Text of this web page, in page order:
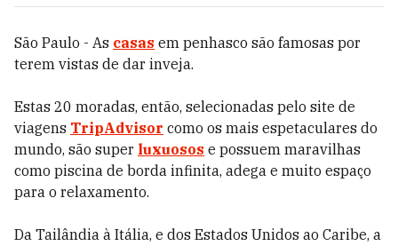
São Paulo - As casas em penhasco são famosas por
terem vistas de dar inveja.
Estas 20 moradas, então, selecionadas pelo site de
viagens TripAdvisor como os mais espetaculares do
mundo, são super luxuosos e possuem maravilhas
como piscina de borda infinita, adega e muito espaço
para o relaxamento.
Da Tailândia à Itália, e dos Estados Unidos ao Caribe, a